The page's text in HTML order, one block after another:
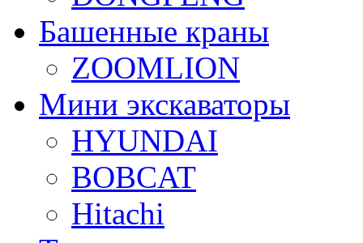
Башенные краны
ZOOMLION
Мини экскаваторы
HYUNDAI
BOBCAT
Hitachi